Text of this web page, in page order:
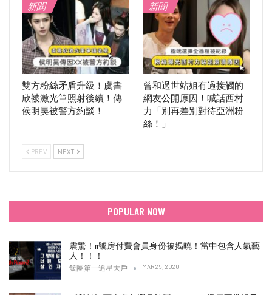
新聞
雙方粉絲矛盾升級！虞書
欣被激光筆照射後續！傳
侯明昊被警方約談！
新聞
曾和過世站姐有過接觸的
網友公開原因！喊話西村
力「別再差別對待亞洲粉
絲！」
PREV NEXT
POPULAR NOW
震驚！n號房付費會員身份被揭曉！當中包含人氣藝
人！！！
飯圈第一追星大戶 MAR 25, 2020